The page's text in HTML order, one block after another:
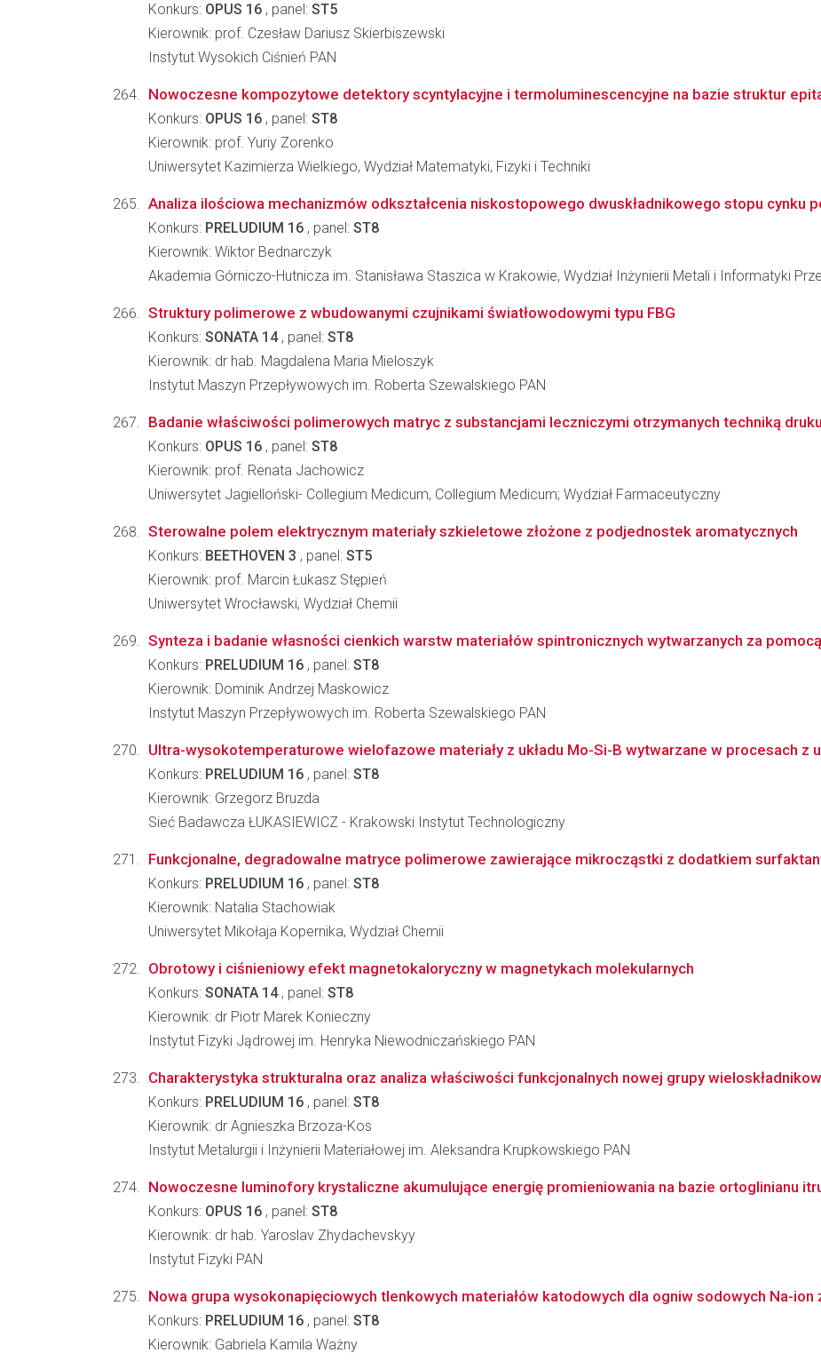
Konkurs: OPUS 16 , panel: ST5
Kierownik: prof. Czesław Dariusz Skierbiszewski
Instytut Wysokich Ciśnień PAN
Nowoczesne kompozytowe detektory scyntylacyjne i termoluminescencyjne na bazie struktur
Konkurs: OPUS 16 , panel: ST8
Kierownik: prof. Yuriy Zorenko
Uniwersytet Kazimierza Wielkiego, Wydział Matematyki, Fizyki i Techniki
Analiza ilościowa mechanizmów odkształcenia niskostopowego dwuskładnikowego stopu cynku
Konkurs: PRELUDIUM 16 , panel: ST8
Kierownik: Wiktor Bednarczyk
Akademia Górniczo-Hutnicza im. Stanisława Staszica w Krakowie, Wydział Inżynierii Metali i Informatyki
Struktury polimerowe z wbudowanymi czujnikami światłowodowymi typu FBG
Konkurs: SONATA 14, panel: ST8
Kierownik: dr hab. Magdalena Maria Mieloszyk
Instytut Maszyn Przepływowych im. Roberta Szewalskiego PAN
Badanie właściwości polimerowych matryc z substancjami leczniczymi otrzymanych techniką
Konkurs: OPUS 16 , panel: ST8
Kierownik: prof. Renata Jachowicz
Uniwersytet Jagielloński- Collegium Medicum, Collegium Medicum; Wydział Farmaceutyczny
Sterowalne polem elektrycznym materiały szkieletowe złożone z podjednostek aromatycznych
Konkurs: BEETHOVEN 3 , panel: ST5
Kierownik: prof. Marcin Łukasz Stępień
Uniwersytet Wrocławski, Wydział Chemii
Synteza i badanie własności cienkich warstw materiałów spintronicznych wytwarzanych za
Konkurs: PRELUDIUM 16 , panel: ST8
Kierownik: Dominik Andrzej Maskowicz
Instytut Maszyn Przepływowych im. Roberta Szewalskiego PAN
Ultra-wysokotemperaturowe wielofazowe materiały z układu Mo-Si-B wytwarzane w procesach z
Konkurs: PRELUDIUM 16 , panel: ST8
Kierownik: Grzegorz Bruzda
Sieć Badawcza ŁUKASIEWICZ - Krakowski Instytut Technologiczny
Funkcjonalne, degradowalne matryce polimerowe zawierające mikrocząstki z dodatkiem
Konkurs: PRELUDIUM 16 , panel: ST8
Kierownik: Natalia Stachowiak
Uniwersytet Mikołaja Kopernika, Wydział Chemii
Obrotowy i ciśnieniowy efekt magnetokaloryczny w magnetykach molekularnych
Konkurs: SONATA 14, panel: ST8
Kierownik: dr Piotr Marek Konieczny
Instytut Fizyki Jądrowej im. Henryka Niewodniczańskiego PAN
Charakterystyka strukturalna oraz analiza właściwości funkcjonalnych nowej grupy
Konkurs: PRELUDIUM 16 , panel: ST8
Kierownik: dr Agnieszka Brzoza-Kos
Instytut Metalurgii i Inżynierii Materiałowej im. Aleksandra Krupkowskiego PAN
Nowoczesne luminofory krystaliczne akumulujące energię promieniowania na bazie ortoglinianu
Konkurs: OPUS 16 , panel: ST8
Kierownik: dr hab. Yaroslav Zhydachevskyy
Instytut Fizyki PAN
Nowa grupa wysokonapięciowych tlenkowych materiałów katodowych dla ogniw sodowych Na-ion
Konkurs: PRELUDIUM 16 , panel: ST8
Kierownik: Gabriela Kamila Ważny